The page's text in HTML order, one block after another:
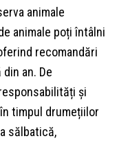
animale
animale poți întâlni
recomandări
an. De
și
timpul drumețiilor
sălbatică,